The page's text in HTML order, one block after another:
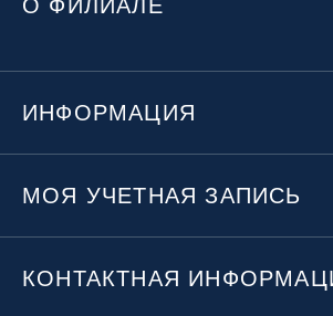
О ФИЛИАЛЕ
ИНФОРМАЦИЯ
МОЯ УЧЕТНАЯ ЗАПИСЬ
КОНТАКТНАЯ